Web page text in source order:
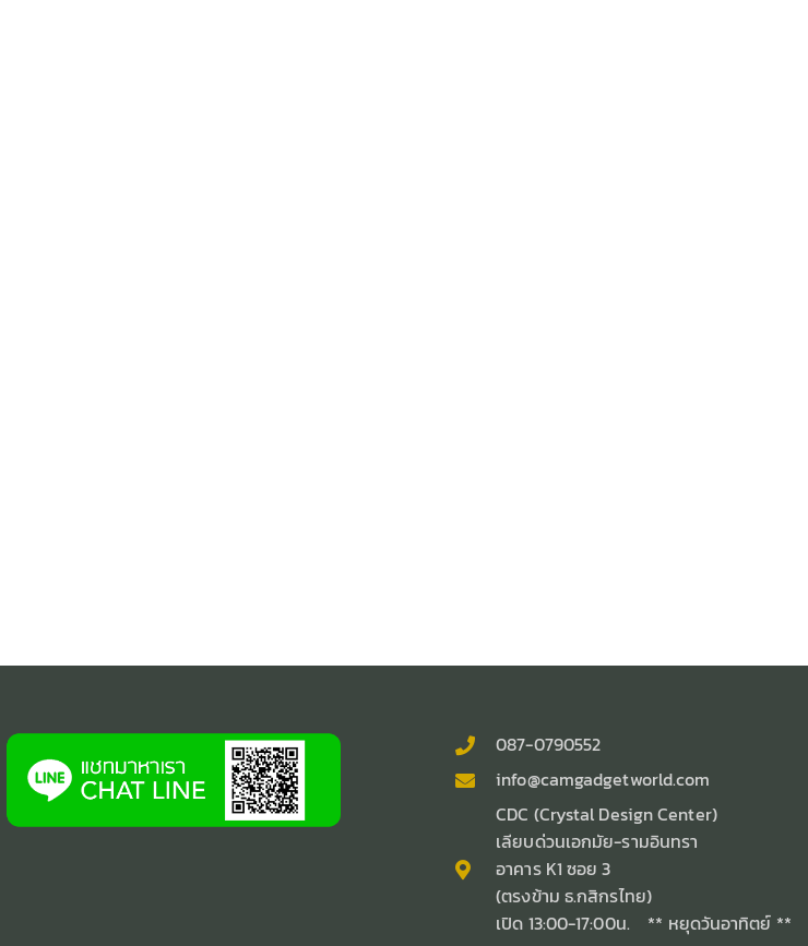
087-0790552
info@camgadgetworld.com
CDC (Crystal Design Center)
เลียบด่วนเอกมัย-รามอินทรา
อาคาร K1 ซอย 3
(ตรงข้าม ธ.กสิกรไทย)
เปิด 13:00-17:00น. ** หยุดวันอาทิตย์ **